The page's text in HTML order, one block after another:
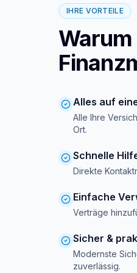
IHRE VORTEILE
Alles auf
Alle Ihre
Ort.
Schnelle
Direkte
Einfache
Verträge
Sicher &
Modernste
zuverlässig.